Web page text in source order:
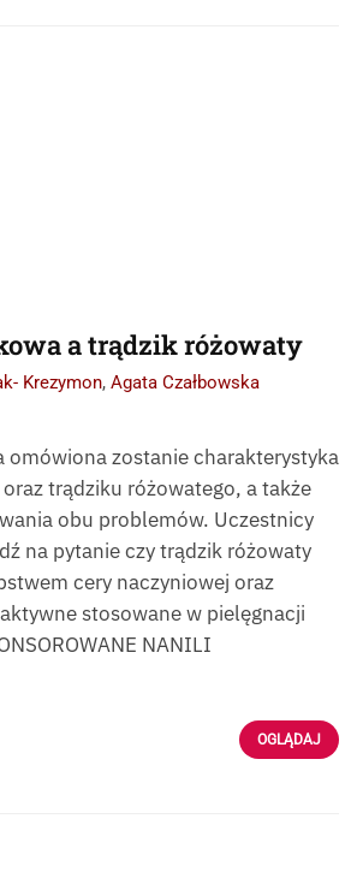
a trądzik różowaty
Krezymon, Agata Czałbowska
omówiona zostanie charakterystyka
trądziku różowatego, a także
obu problemów. Uczestnicy
na pytanie czy trądzik różowaty
cery naczyniowej oraz
stosowane w pielęgnacji
NANILI
OGLĄDAJ